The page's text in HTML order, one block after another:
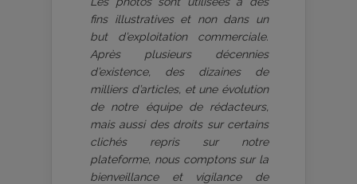
fins illustratives et non dans un
but d’exploitation commerciale.
Après plusieurs décennies
d’existence, des dizaines de
milliers d’articles, et une évolution
de notre équipe de rédacteurs,
mais aussi des droits sur certains
clichés repris sur notre
plateforme, nous comptons sur la
bienveillance et vigilance de